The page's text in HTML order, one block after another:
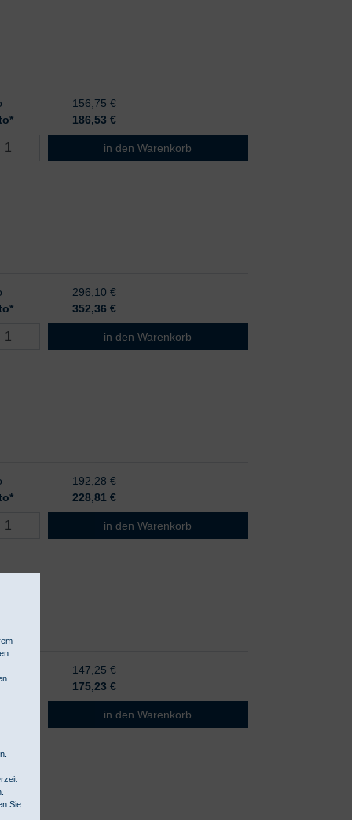
156,75 €
186,53 €
in den Warenkorb
296,10 €
352,36 €
in den Warenkorb
192,28 €
228,81 €
in den Warenkorb
147,25 €
175,23 €
in den Warenkorb
Sie